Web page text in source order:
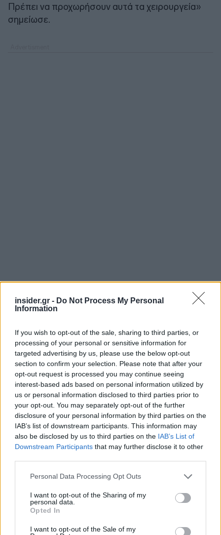
insider.gr - Do Not Process My Personal
Information
If you wish to opt-out of the sale, sharing to third parties, or
processing of your personal or sensitive information for
targeted advertising by us, please use the below opt-out
section to confirm your selection. Please note that after your
opt-out request is processed you may continue seeing
interest-based ads based on personal information utilized by
us or personal information disclosed to third parties prior to
your opt-out. You may separately opt-out of the further
disclosure of your personal information by third parties on the
IAB’s list of downstream participants. This information may
also be disclosed by us to third parties on the IAB’s List of
Downstream Participants that may further disclose it to other
Please note that this website/app uses one or more Google
not limited to your visit or usage behaviour. You may click to
grant or deny consent to Google and its third-party tags to
use your data for below specified purposes in below Google
consent section.
Personal Data Processing Opt Outs
I want to opt-out of the Sharing of my
personal data.
Opted In
I want to opt-out of the Sale of my
Πρέπει να προχωρήσουν αυτά τα χειρουργεία»
σημείωσε.
Σε ό,τι αφορά τη μάσκα δήλωσε πως «θα τη
φοράμε και το Πάσχα είτε μας αρέσει όχι, το θέμα
είναι ότι θα πάτε στα χωριά σας να σουβλίσετε».
Ακολουθήστε τοinsider.gr στο Google News και μάθετε
πρώτοι όλες τιςειδήσειςαπό την Ελλάδα και τον κόσμο.